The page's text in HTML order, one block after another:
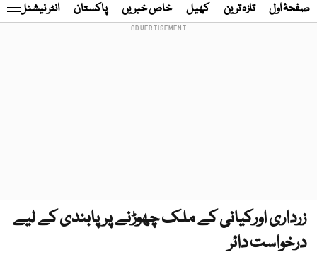
صفحۂ اول تازہ ترین کھیل خاص خبریں پاکستان انٹر نیشنل
زرداری اورکیانی کے ملک چھوڑنے پرپابندی کے لیے
درخواست دائر